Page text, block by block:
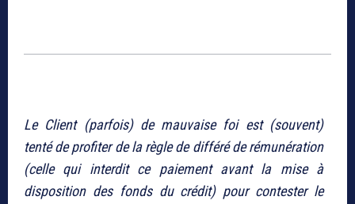
Le Client (parfois) de mauvaise foi est (souvent)
tenté de profiter de la règle de différé de rémunération
(celle qui interdit ce paiement avant la mise à
disposition des fonds du crédit) pour contester le